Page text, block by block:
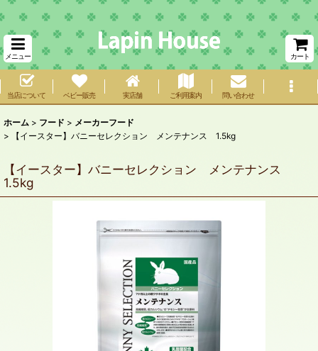
メニュー カート
当店について ベビー販売 実店舗 ご利用案内 問い合わせ
ホーム > フード > メーカーフード
>
【イースター】バニーセレクション メンテナンス 1.5kg
【イースター】バニーセレクション メンテナンス
1.5kg